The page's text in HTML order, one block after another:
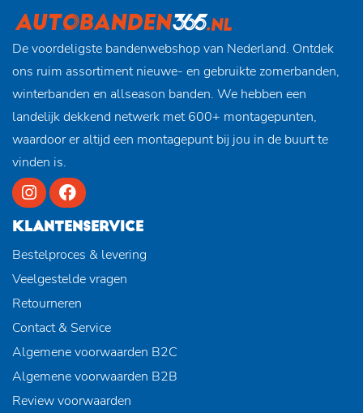
De voordeligste bandenwebshop van Nederland. Ontdek
ons ruim assortiment nieuwe- en gebruikte zomerbanden,
winterbanden en allseason banden. We hebben een
landelijk dekkend netwerk met 600+ montagepunten,
waardoor er altijd een montagepunt bij jou in de buurt te
vinden is.
KLANTENSERVICE
Bestelproces & levering
Veelgestelde vragen
Retourneren
Contact & Service
Algemene voorwaarden B2C
Algemene voorwaarden B2B
Review voorwaarden